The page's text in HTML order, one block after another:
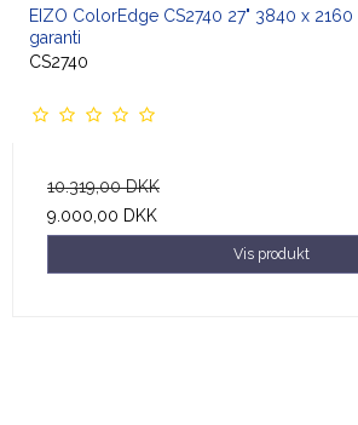
EIZO ColorEdge CS2740 27" 3840 x 2160
garanti
CS2740
10.319,00 DKK
9.000,00 DKK
Vis produkt